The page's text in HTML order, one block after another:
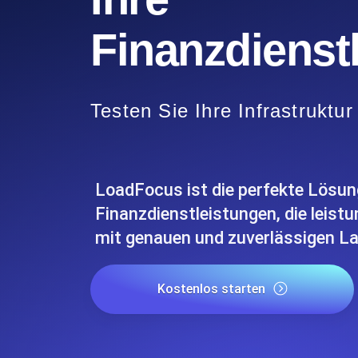
Uptime Monitoring für Websites und
starten.
Port-Uptime und Connect-Zeit,
Testen Sie Ihre
LoadFocus ist die perfekte
Finanzdienstleistungen, die
mit genauen und zuverlässigen
Kostenlos starten